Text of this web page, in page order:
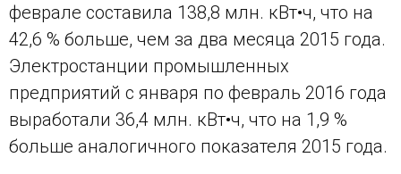
феврале составила 138,8 млн. кВт•ч, что на
42,6 % больше, чем за два месяца 2015 года.
Электростанции промышленных
предприятий с января по февраль 2016 года
выработали 36,4 млн. кВт•ч, что на 1,9 %
больше аналогичного показателя 2015 года.